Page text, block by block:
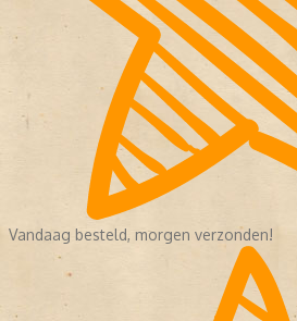
Vandaag besteld, morgen verzonden!